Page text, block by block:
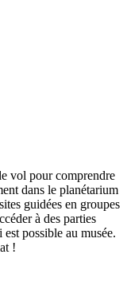
vol pour comprendre
dans le planétarium
guidées en groupes
à des parties
possible au musée.
!